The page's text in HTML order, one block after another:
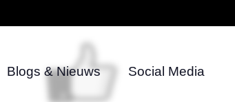
Blogs & Nieuws Social Media